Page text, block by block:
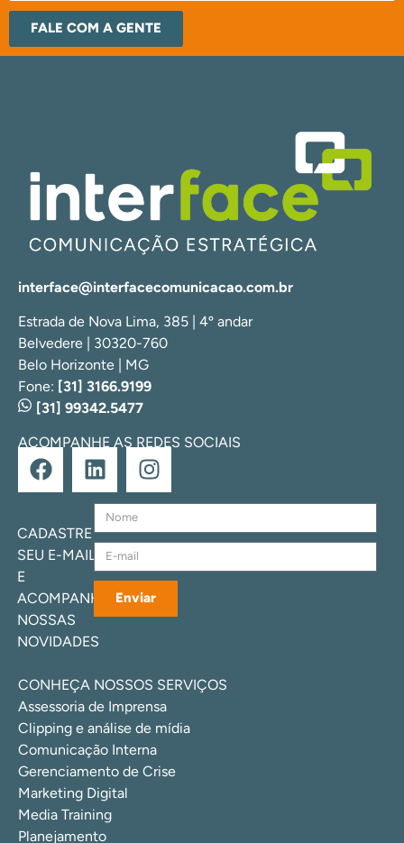
FALE COM A GENTE
interface@interfacecomunicacao.com.br
Estrada de Nova Lima, 385 | 4º andar
Belvedere | 30320-760
Belo Horizonte | MG
Fone: [31] 3166.9199
[31] 99342.5477
ACOMPANHE AS REDES SOCIAIS
CADASTRE
SEU E-MAIL
E
ACOMPANHE
NOSSAS
NOVIDADES
Enviar
CONHEÇA NOSSOS SERVIÇOS
Assessoria de Imprensa
Clipping e análise de mídia
Comunicação Interna
Gerenciamento de Crise
Marketing Digital
Media Training
Planejamento